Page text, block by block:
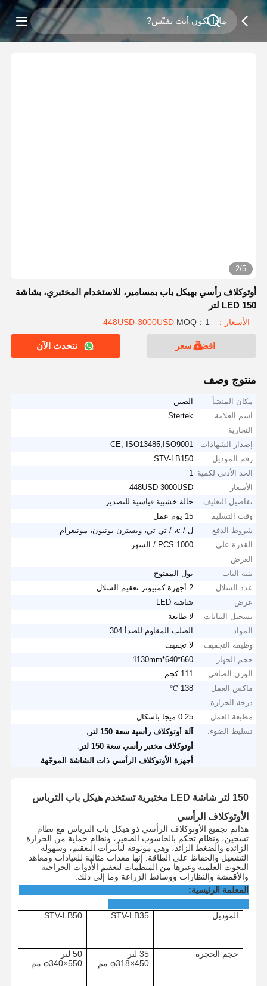
2/5
أوتوكلاف رأسي بهيكل باب بمسامير، للاستخدام المختبري، بشاشة
LED 150 لتر
الأسعار：448USD-3000USD MOQ：1
افضل سعر نتحدث الآن
منتوج وصف
مكان المنشأ
الصين
اسم العلامة
التجارية
Stertek
إصدار الشهادات
CE, ISO13485,ISO9001
رقم الموديل
STV-LB150
الحد الأدنى لكمية
1
الأسعار
448USD-3000USD
تفاصيل التغليف
حالة خشبية قياسية للتصدير
وقت التسليم
15 يوم عمل
شروط الدفع
ل / c، / تي تي، ويسترن يونيون، مونيغرام
القدرة على
العرض
1000 PCS / الشهر
بنية الباب
بول المفتوح
عدد السلال
2 أجهزة كمبيوتر تعقيم السلال
عرض
شاشة LED
تسجيل البيانات
لا طابعة
المواد
الصلب المقاوم للصدأ 304
وظيفة التجفيف
لا تجفيف
حجم الجهاز
660*640*1130mm
الوزن الصافي
111 كجم
ماكس العمل
درجة الحرارة.
138 ℃
مطبعة العمل.
0.25 ميجا باسكال
تسليط الضوء:
آلة أوتوكلاف رأسية سعة 150 لتر
أوتوكلاف مختبر رأسي سعة 150 لتر
أجهزة الأوتوكلاف الرأسي ذات الشاشة الموجّهة
150 لتر شاشة LED مختبرية تستخدم هيكل باب الترباس
الأوتوكلاف الرأسي
هذاتم تجميع الأوتوكلاف الرأسي ذو هيكل باب الترباس مع نظام
تسخين، ونظام تحكم بالحاسوب الصغير، ونظام حماية من الحرارة
الزائدة والضغط الزائد، وهي موثوقة لتأثيرات التعقيم، وسهولة
التشغيل والحفاظ على الطاقة. إنها معدات مثالية للعيادات ومعاهد
البحوث العلمية وغيرها من المنظمات لتعقيم الأدوات الجراحية
والأقمشة والنظارات ووسائط الزراعة وما إلى ذلك.
المعلمة الرئيسية:
الموديل STV-LB35
STV-LB50
حجم الحجرة
35 لتر
φ318×450 مم
50 لتر
φ340×550 مم